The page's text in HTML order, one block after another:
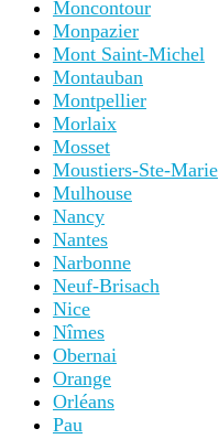
Moncontour
Monpazier
Mont Saint-Michel
Montauban
Montpellier
Morlaix
Mosset
Moustiers-Ste-Marie
Mulhouse
Nancy
Nantes
Narbonne
Neuf-Brisach
Nice
Nîmes
Obernai
Orange
Orléans
Pau